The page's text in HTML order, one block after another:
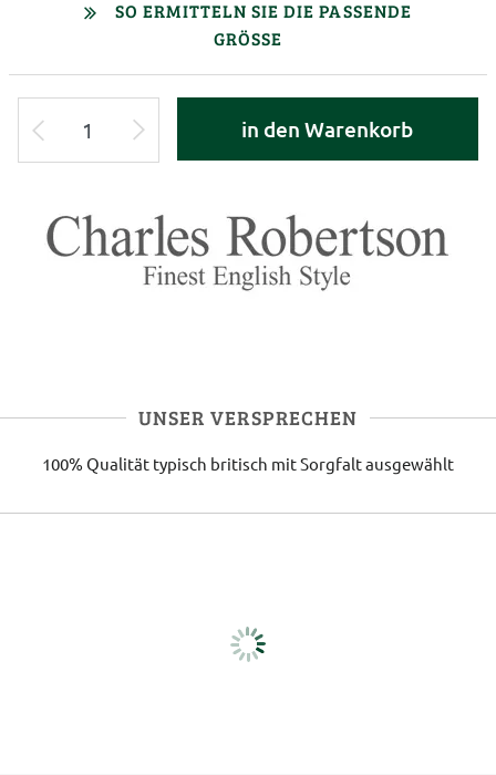
SO ERMITTELN SIE DIE PASSENDE
GRÖSSE
in den Warenkorb
UNSER VERSPRECHEN
100% Qualität typisch britisch mit Sorgfalt ausgewählt